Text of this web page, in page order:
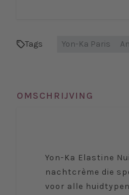
Tags Yon-Ka Paris
OMSCHRIJVING
Yon-Ka Elastine
nachtcrème die
voor alle